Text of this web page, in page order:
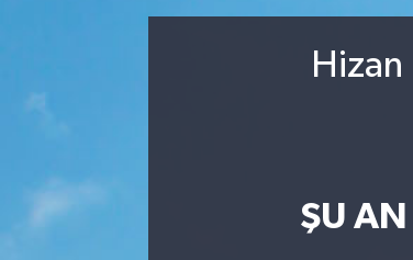
Hizan
ŞU AN